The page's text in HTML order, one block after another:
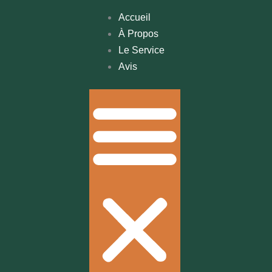
Accueil
À Propos
Le Service
Avis